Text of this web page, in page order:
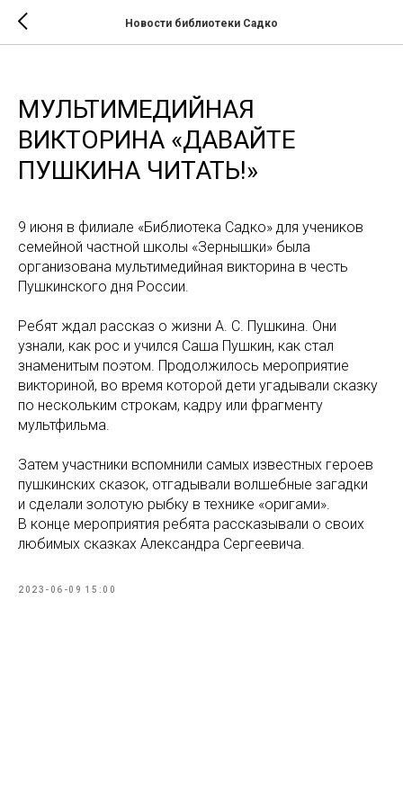
Новости библиотеки Садко
МУЛЬТИМЕДИЙНАЯ
ВИКТОРИНА «ДАВАЙТЕ
ПУШКИНА ЧИТАТЬ!»
9 июня в филиале «Библиотека Садко» для учеников
семейной частной школы «Зернышки» была
организована мультимедийная викторина в честь
Пушкинского дня России.
Ребят ждал рассказ о жизни А. С. Пушкина. Они
узнали, как рос и учился Саша Пушкин, как стал
знаменитым поэтом. Продолжилось мероприятие
викториной, во время которой дети угадывали сказку
по нескольким строкам, кадру или фрагменту
мультфильма.
Затем участники вспомнили самых известных героев
пушкинских сказок, отгадывали волшебные загадки
и сделали золотую рыбку в технике «оригами».
В конце мероприятия ребята рассказывали о своих
любимых сказках Александра Сергеевича.
2023-06-09 15:00